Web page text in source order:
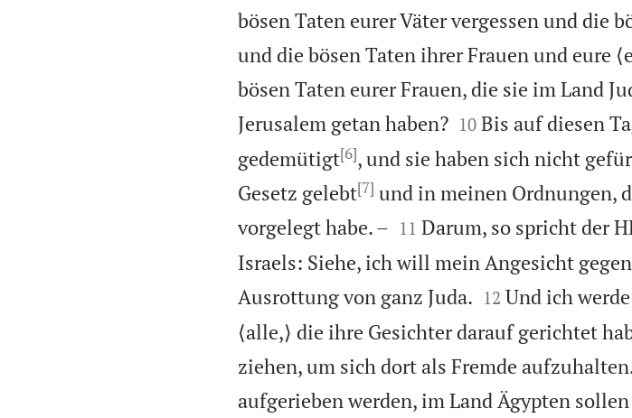
bösen Taten eurer Väter vergessen und die
und die bösen Taten ihrer Frauen und eure
bösen Taten eurer Frauen, die sie im Land
Jerusalem getan haben?
10 Bis auf diesen
gedemütigt[6], und sie haben sich nicht
Gesetz gelebt[7] und in meinen Ordnungen,
vorgelegt habe. –
11 Darum, so spricht der
Israels: Siehe, ich will mein Angesicht
Ausrottung von ganz Juda.
12 Und ich
⟨alle,⟩ die ihre Gesichter darauf gerichtet
ziehen, um sich dort als Fremde
aufgerieben werden, im Land Ägypten